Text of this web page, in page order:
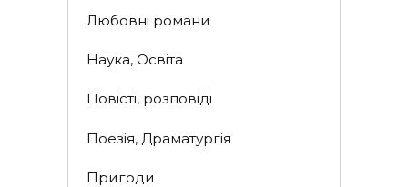
Любовні романи
Наука, Освіта
Повісті, розповіді
Поезія, Драматургія
Пригоди